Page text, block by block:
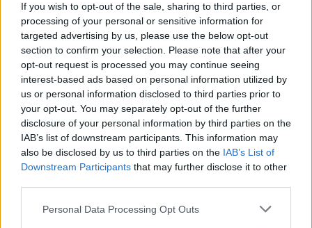
If you wish to opt-out of the sale, sharing to third parties, or
processing of your personal or sensitive information for
targeted advertising by us, please use the below opt-out
section to confirm your selection. Please note that after your
opt-out request is processed you may continue seeing
interest-based ads based on personal information utilized by
us or personal information disclosed to third parties prior to
your opt-out. You may separately opt-out of the further
disclosure of your personal information by third parties on the
IAB’s list of downstream participants. This information may
also be disclosed by us to third parties on the IAB’s List of
Downstream Participants that may further disclose it to other
Personal Data Processing Opt Outs
8 Ago 2026
Il Latte Dolce prende Dumani dalla Torres,
Mascia, Sorgente, Lopes, Limberti e Cherchi
gli altri acquisti
8 Ago 2026
Il Monastir riparte dai pilastri Masia, Pinna e
Aloia, il primo acquisto è Loru
7 Ago 2026
9 Ago 2024